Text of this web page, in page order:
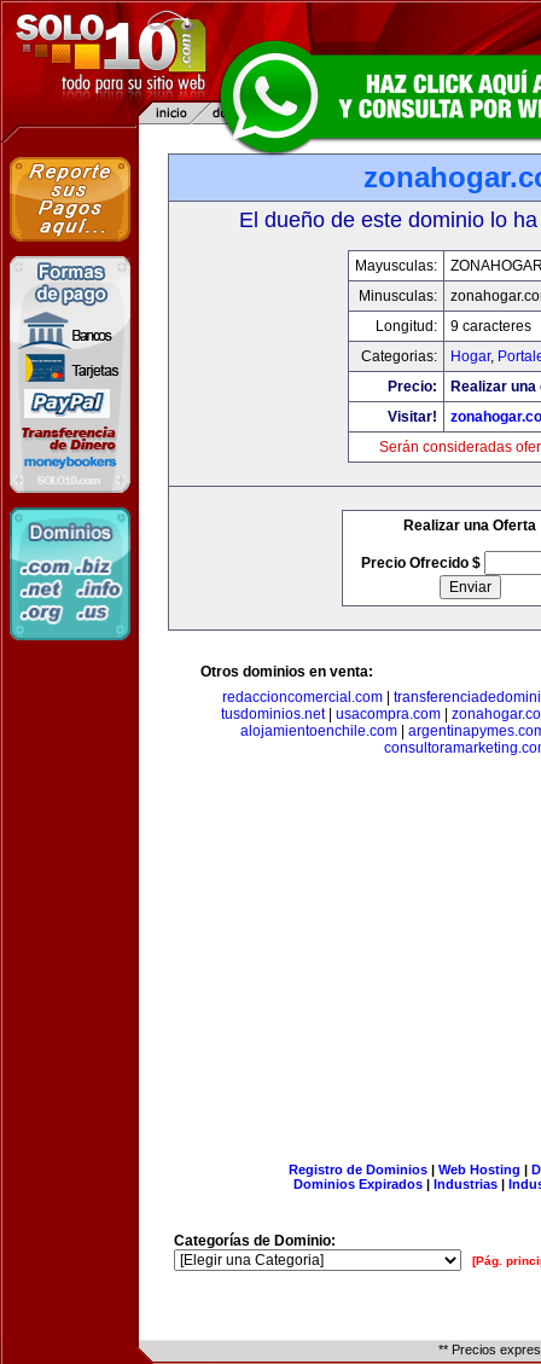
El dueño de este dominio lo
Mayusculas:
Minusculas:
Longitud:
9 caracteres
Categorias:
Hogar,
Precio:
Realizar
Visitar!
Serán consideradas
Realizar una Oferta
Precio Ofrecido $
Otros dominios en venta:
redaccioncomercial.com
tusdominios.net| usacompra.com|
alojamientoenchile.com
Registro de Dominios| Web Hosting |
Dominios Expirados | Industrias |
Categorías de Dominio:
[Pág.
** Precios